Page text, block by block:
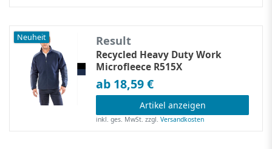
Neuheit Result
Recycled Heavy Duty Work
Microfleece R515X
ab 18,59 €
Artikel anzeigen
inkl. ges. MwSt. zzgl.Versandkosten